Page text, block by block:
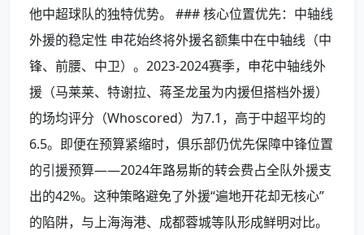
他中超球队的独特优势。 ### 核心位置优先：中轴线
外援的稳定性 申花始终将外援名额集中在中轴线（中
锋、前腰、中卫）。2023-2024赛季，申花中轴线外
援（马莱莱、特谢拉、蒋圣龙虽为内援但搭档外援）
的场均评分（Whoscored）为7.1，高于中超平均的
6.5。即便在预算紧缩时，俱乐部仍优先保障中锋位置
的引援预算——2024年路易斯的转会费占全队外援支
出的42%。这种策略避免了外援“遍地开花却无核心”
的陷阱，与上海海港、成都蓉城等队形成鲜明对比。